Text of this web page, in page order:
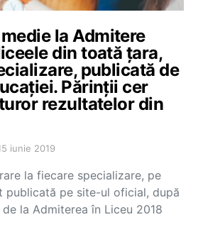
la Admitere
din toată ţara,
publicată de
Părinţii cer
rezultatelor din
iunie 2019
la fiecare specializare, pe
publicată pe site-ul oficial, după
la Admiterea în Liceu 2018